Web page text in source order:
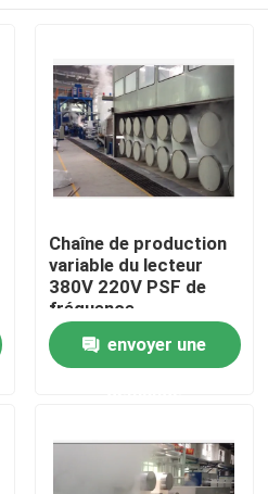
Chaîne de production
variable du lecteur
380V 220V PSF de
fréquence
envoyer une